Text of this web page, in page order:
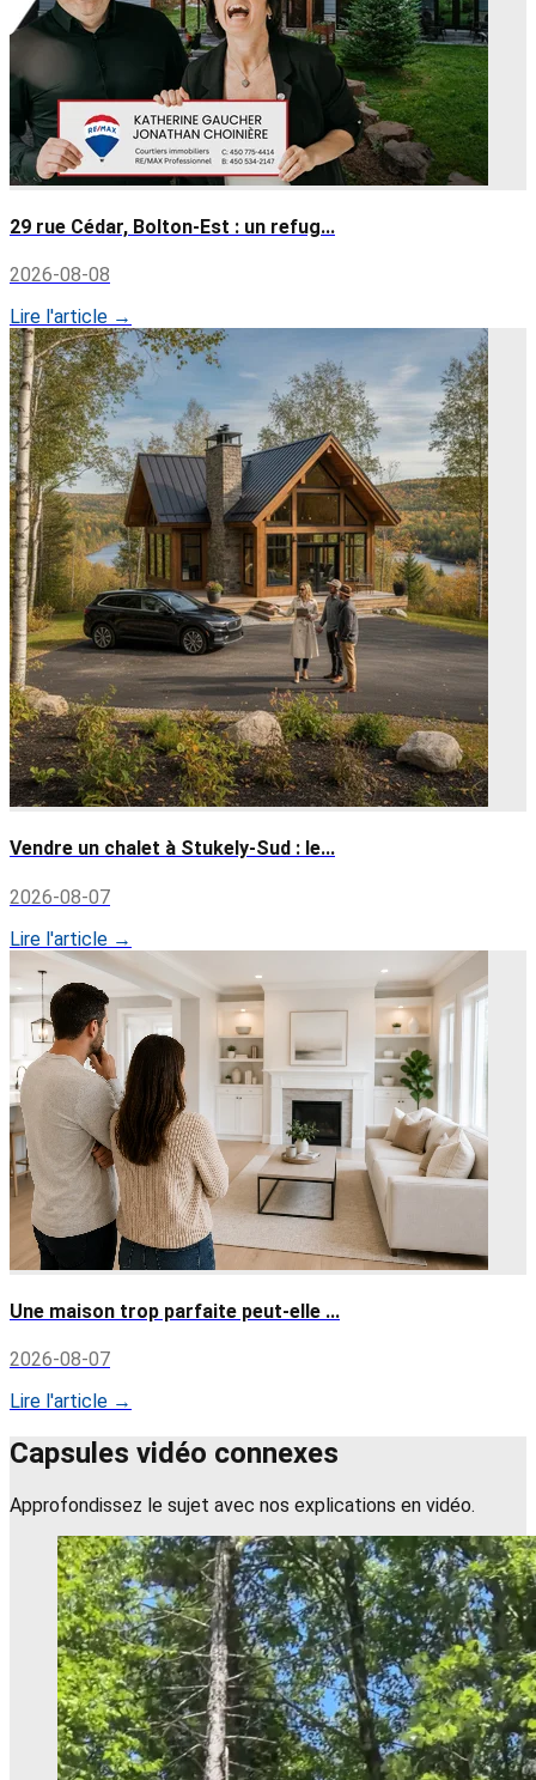
29 rue Cédar, Bolton-Est : un refug...
2026-08-08
Lire l'article →
Vendre un chalet à Stukely-Sud : le...
2026-08-07
Lire l'article →
Une maison trop parfaite peut-elle ...
2026-08-07
Lire l'article →
Capsules vidéo connexes
Approfondissez le sujet avec nos explications en vidéo.